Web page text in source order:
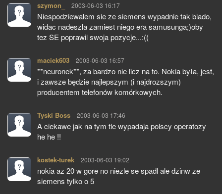
szymon_ pisze:
2003-06-03 16:17
Niespodziewalem sie ze siemens wypadnie tak blado,
widac nadeszla zamiest niego era samusunga;)oby
tez SE poprawil swoja pozycje...:((
maciek603 pisze:
2003-06-03 16:57
**neuronek**, za bardzo nie licz na to. Nokia była, jest,
i zawsze będzie najlepszym (i najdrozszym)
producentem telefonów komórkowych.
Tyski Boss pisze:
2003-06-03 17:46
A ciekawe jak na tym tle wypadaja polscy operatozy
he he !!
kostek-turek pisze:
2003-06-03 19:02
nokia az 20 w gore no niezle se spadl ale dzinw ze
siemens tylko o 5